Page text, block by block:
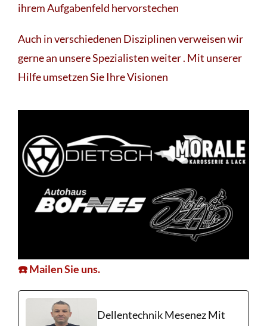
ihrem Aufgabenfeld hervorstechen
Auch in verschiedenen Disziplinen verweisen wir
gerne an unsere Spezialisten weiter . Mit unserer
Hilfe umsetzen Sie Ihre Visionen
☎️ Mailen Sie uns.
Dellentechnik Mesenez Mit